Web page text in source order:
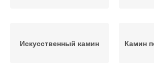
Искусственный камин Камин